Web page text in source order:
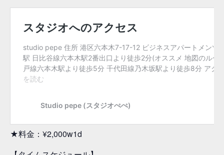
★料金：¥2,000w1d